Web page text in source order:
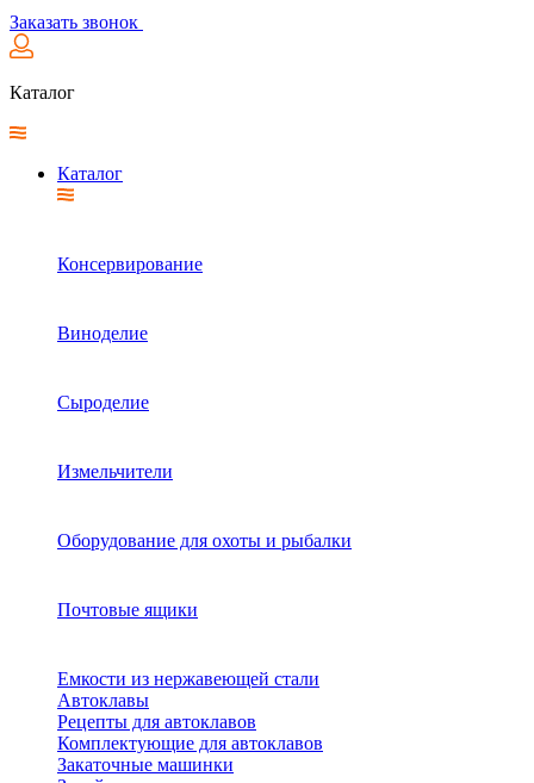
Заказать звонок
Каталог
Каталог
Консервирование
Виноделие
Сыроделие
Измельчители
Оборудование для охоты и рыбалки
Почтовые ящики
Емкости из нержавеющей стали
Автоклавы
Рецепты для автоклавов
Комплектующие для автоклавов
Закаточные машинки